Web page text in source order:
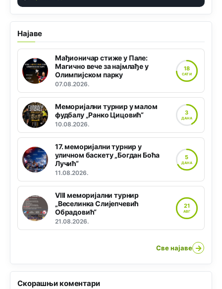
Најаве
Мађионичар стиже у Пале:
Магично вече за најмлађе у
Олимпијском парку
07.08.2026.
18
САТИ
Меморијални турнир у малом
фудбалу „Ранко Цицовић“
10.08.2026.
3
ДАНА
17. меморијални турнир у
уличном баскету „Богдан Боћа
Лучић“
11.08.2026.
5
ДАНА
VIII меморијални турнир
„Веселинка Слијепчевић
Обрадовић“
21.08.2026.
21
АВГ
Све најаве →
Скорашњи коментари